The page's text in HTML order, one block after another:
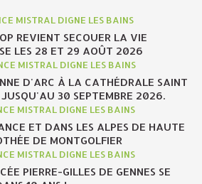
MISTRAL DIGNE LES BAINS
REVIENT SECOUER LA VIE
LES 28 ET 29 AOÛT 2026
MISTRAL DIGNE LES BAINS
D'ARC À LA CATHÉDRALE SAINT
JUSQU'AU 30 SEPTEMBRE 2026.
MISTRAL DIGNE LES BAINS
ET DANS LES ALPES DE HAUTE
DE MONTGOLFIER
MISTRAL DIGNE LES BAINS
PIERRE-GILLES DE GENNES SE